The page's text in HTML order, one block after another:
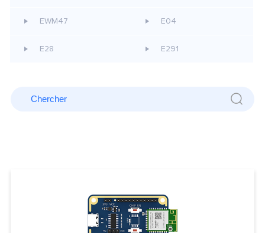
EWM47 E04
E28 E291